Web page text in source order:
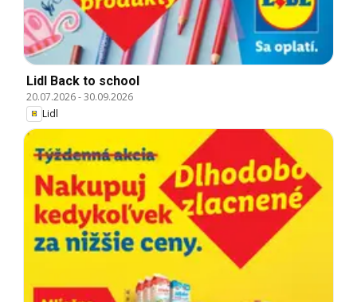
Lidl Back to school
20.07.2026-30.09.2026
Lidl